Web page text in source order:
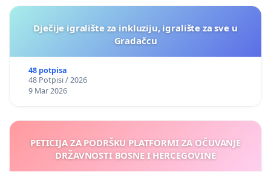
Dječije igralište za inkluziju, igralište za sve u
Gradačcu
48 potpisa
48 Potpisi / 2026
9 Mar 2026
PETICIJA ZA PODRŠKU PLATFORMI ZA OČUVANJE
DRŽAVNOSTI BOSNE I HERCEGOVINE